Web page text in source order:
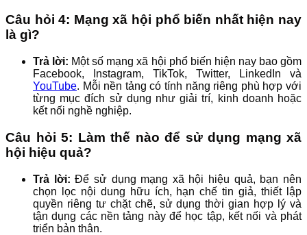
Câu hỏi 4: Mạng xã hội phổ biến nhất hiện nay
là gì?
Trả lời: Một số mạng xã hội phổ biến hiện nay bao gồm
Facebook, Instagram, TikTok, Twitter, LinkedIn và
YouTube. Mỗi nền tảng có tính năng riêng phù hợp với
từng mục đích sử dụng như giải trí, kinh doanh hoặc
kết nối nghề nghiệp.
Câu hỏi 5: Làm thế nào để sử dụng mạng xã
hội hiệu quả?
Trả lời: Để sử dụng mạng xã hội hiệu quả, bạn nên
chọn lọc nội dung hữu ích, hạn chế tin giả, thiết lập
quyền riêng tư chặt chẽ, sử dụng thời gian hợp lý và
tận dụng các nền tảng này để học tập, kết nối và phát
triển bản thân.